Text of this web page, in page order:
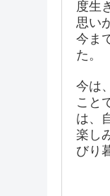
度生
思い
今ま
た。
今は
こと
は、
楽し
びり